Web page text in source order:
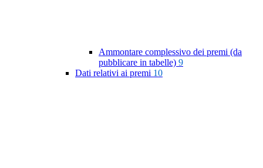
Ammontare complessivo dei premi (da
pubblicare in tabelle) 9
Dati relativi ai premi 10